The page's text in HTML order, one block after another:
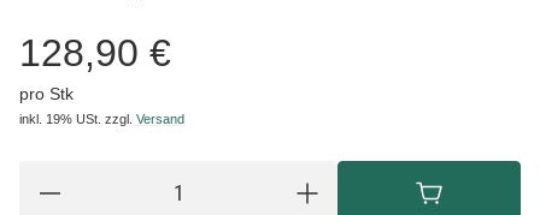
128,90 €
pro Stk
inkl. 19% USt. zzgl. Versand